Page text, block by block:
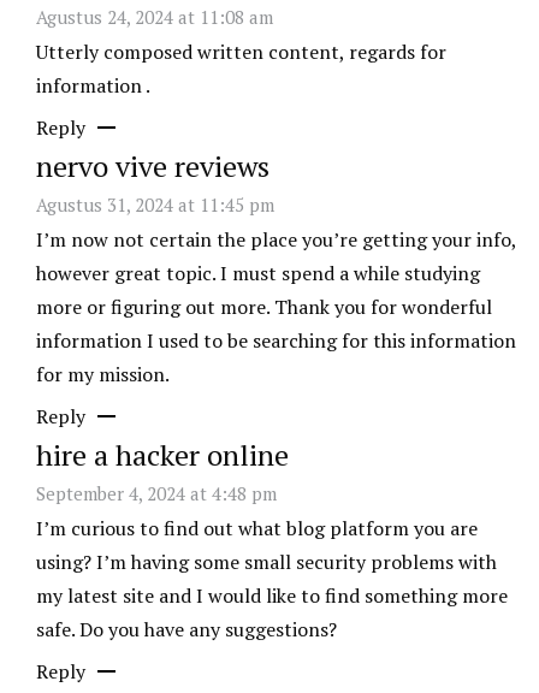
Agustus 24, 2024 at 11:08 am
Utterly composed written content, regards for
information .
Reply
nervo vive reviews
Agustus 31, 2024 at 11:45 pm
I’m now not certain the place you’re getting your info,
however great topic. I must spend a while studying
more or figuring out more. Thank you for wonderful
information I used to be searching for this information
for my mission.
Reply
hire a hacker online
September 4, 2024 at 4:48 pm
I’m curious to find out what blog platform you are
using? I’m having some small security problems with
my latest site and I would like to find something more
safe. Do you have any suggestions?
Reply